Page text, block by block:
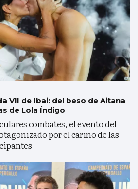
VII de Ibai: del beso de Aitana
de Lola Índigo
combates, el evento del
por el cariño de las